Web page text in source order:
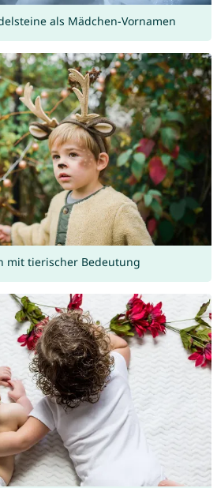
als Mädchen-Vornamen
mit tierischer Bedeutung